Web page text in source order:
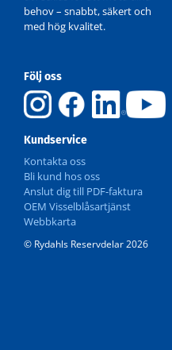
behov – snabbt, säkert och
med hög kvalitet.
Följ oss
Kundservice
Kontakta oss
Bli kund hos oss
Anslut dig till PDF-faktura
OEM Visselblåsartjänst
Webbkarta
© Rydahls Reservdelar 2026